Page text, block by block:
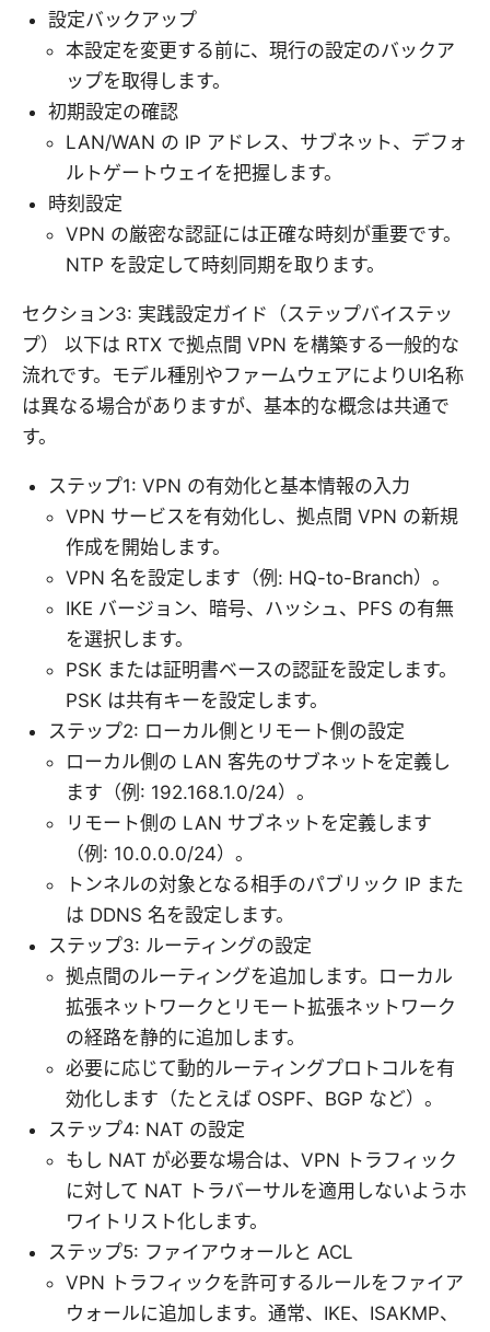
設定バックアップ
本設定を変更する前に、現行の設定のバックア
ップを取得します。
初期設定の確認
LAN/WAN の IP アドレス、サブネット、デフォ
ルトゲートウェイを把握します。
時刻設定
VPN の厳密な認証には正確な時刻が重要です。
NTP を設定して時刻同期を取ります。
セクション3: 実践設定ガイド（ステップバイステッ
プ） 以下は RTX で拠点間 VPN を構築する一般的な
流れです。モデル種別やファームウェアによりUI名称
は異なる場合がありますが、基本的な概念は共通で
す。
ステップ1: VPN の有効化と基本情報の入力
VPN サービスを有効化し、拠点間 VPN の新規
作成を開始します。
VPN 名を設定します（例: HQ-to-Branch）。
IKE バージョン、暗号、ハッシュ、PFS の有無
を選択します。
PSK または証明書ベースの認証を設定します。
PSK は共有キーを設定します。
ステップ2: ローカル側とリモート側の設定
ローカル側の LAN 客先のサブネットを定義し
ます（例: 192.168.1.0/24）。
リモート側の LAN サブネットを定義します
（例: 10.0.0.0/24）。
トンネルの対象となる相手のパブリック IP また
は DDNS 名を設定します。
ステップ3: ルーティングの設定
拠点間のルーティングを追加します。ローカル
拡張ネットワークとリモート拡張ネットワーク
の経路を静的に追加します。
必要に応じて動的ルーティングプロトコルを有
効化します（たとえば OSPF、BGP など）。
ステップ4: NAT の設定
もし NAT が必要な場合は、VPN トラフィック
に対して NAT トラバーサルを適用しないようホ
ワイトリスト化します。
ステップ5: ファイアウォールと ACL
VPN トラフィックを許可するルールをファイア
ウォールに追加します。通常、IKE、ISAKMP、